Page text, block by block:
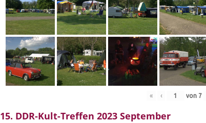
« ‹ von 7
15. DDR-Kult-Treffen 2023 September